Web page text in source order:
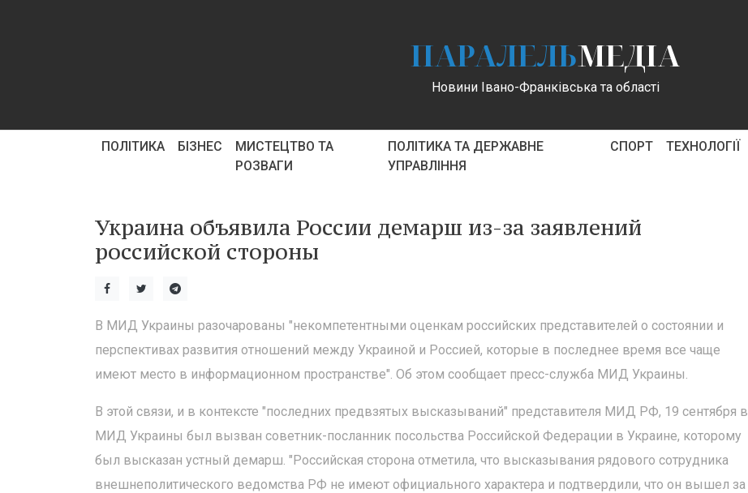
ПАРАЛЕЛЬМЕДІА
Новини Івано-Франківська та області
ПОЛІТИКА БІЗНЕС
МИСТЕЦТВО ТА
РОЗВАГИ
ПОЛІТИКА ТА ДЕРЖАВНЕ
УПРАВЛІННЯ
СПОРТ ТЕХНОЛОГІЇ
Украина объявила России демарш из-за заявлений
российской стороны
В МИД Украины разочарованы "некомпетентными оценкам российских представителей о состоянии и
перспективах развития отношений между Украиной и Россией, которые в последнее время все чаще
имеют место в информационном пространстве". Об этом сообщает пресс-служба МИД Украины.
В этой связи, и в контексте "последних предвзятых высказываний" представителя МИД РФ, 19 сентября в
МИД Украины был вызван советник-посланник посольства Российской Федерации в Украине, которому
был высказан устный демарш. "Российская сторона отметила, что высказывания рядового сотрудника
внешнеполитического ведомства РФ не имеют официального характера и подтвердили, что он вышел за